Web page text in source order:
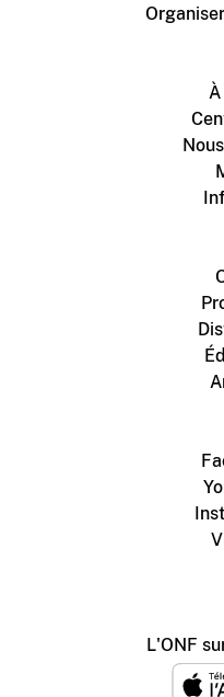
L'ONF